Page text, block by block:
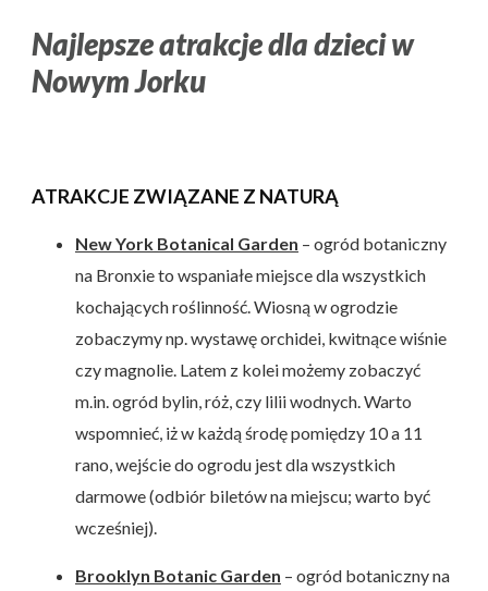
Najlepsze atrakcje dla dzieci w
Nowym Jorku
ATRAKCJE ZWIĄZANE Z NATURĄ
New York Botanical Garden – ogród botaniczny
na Bronxie to wspaniałe miejsce dla wszystkich
kochających roślinność. Wiosną w ogrodzie
zobaczymy np. wystawę orchidei, kwitnące wiśnie
czy magnolie. Latem z kolei możemy zobaczyć
m.in. ogród bylin, róż, czy lilii wodnych. Warto
wspomnieć, iż w każdą środę pomiędzy 10 a 11
rano, wejście do ogrodu jest dla wszystkich
darmowe (odbiór biletów na miejscu; warto być
wcześniej).
Brooklyn Botanic Garden – ogród botaniczny na